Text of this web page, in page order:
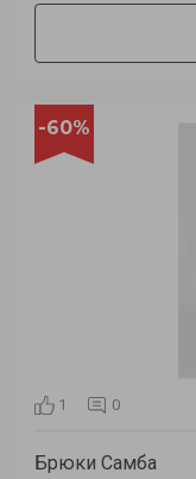
-60%
1 0
Брюки Самба